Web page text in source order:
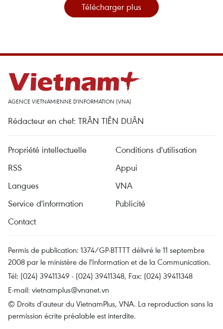
Télécharger plus
AGENCE VIETNAMIENNE D'INFORMATION (VNA)
Rédacteur en chef: TRÂN TIÊN DUÂN
Propriété intellectuelle
Conditions d'utilisation
RSS
Appui
Langues
VNA
Service d'information
Publicité
Contact
Permis de publication: 1374/GP-BTTTT délivré le 11 septembre
2008 par le ministère de l'Information et de la Communication.
Tél: (024) 39411349 - (024) 39411348, Fax: (024) 39411348
E-mail: vietnamplus@vnanet.vn
© Droits d'auteur du VietnamPlus, VNA. La reproduction sans la
permission écrite préalable est interdite.